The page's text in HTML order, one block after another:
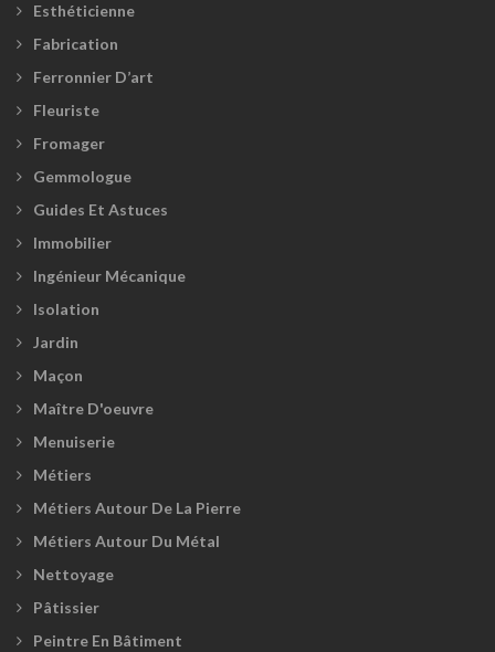
Esthéticienne
Fabrication
Ferronnier D’art
Fleuriste
Fromager
Gemmologue
Guides Et Astuces
Immobilier
Ingénieur Mécanique
Isolation
Jardin
Maçon
Maître D'oeuvre
Menuiserie
Métiers
Métiers Autour De La Pierre
Métiers Autour Du Métal
Nettoyage
Pâtissier
Peintre En Bâtiment